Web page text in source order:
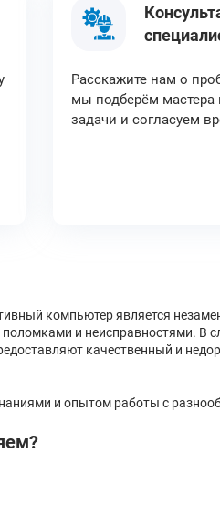
Расскажите нам о
мы подберём мастера
задачи и согласуем
компьютер является
поломками и неисправностями.
качественный и
и опытом работы с